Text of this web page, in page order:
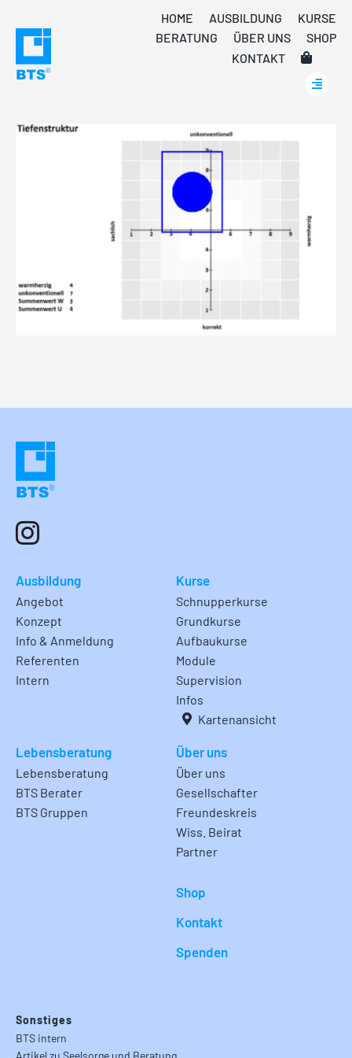
content
HOME AUSBILDUNG
KURSE
BERATUNG
ÜBER UNS
SHOP
KONTAKT
Ausbildung
Angebot
Konzept
Info & Anmeldung
Referenten
Intern
Kurse
Schnupperkurse
Grundkurse
Aufbaukurse
Module
Supervision
Infos
Kartenansicht
Lebensberatung
Lebensberatung
BTS Berater
BTS Gruppen
Über uns
Über uns
Gesellschafter
Freundeskreis
Wiss. Beirat
Partner
Shop
Kontakt
Spenden
Sonstiges
BTS intern
Artikel zu Seelsorge und Beratung